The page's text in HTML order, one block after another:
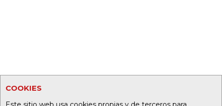
COOKIES